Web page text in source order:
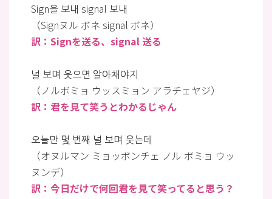
Sign을 보내 signal 보내
（Signヌル ボネ signal ボネ）
訳：Signを送る、signal 送る
널 보며 웃으면 알아채야지
（ノルボミョ ウッスミョン アラチェヤジ）
訳：君を見て笑うとわかるじゃん
오늘만 몇 번째 널 보며 웃는데
（オヌルマン ミョッボンチェ ノル ボミョ ウッ
ヌンデ）
訳：今日だけで何回君を見て笑ってると思う？